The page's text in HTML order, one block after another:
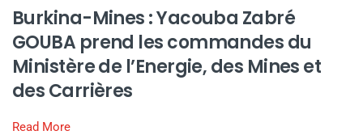
Burkina-Mines : Yacouba Zabré
GOUBA prend les commandes du
Ministère de l’Energie, des Mines et
des Carrières
Read More